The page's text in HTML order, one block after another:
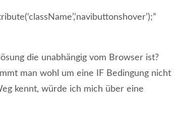
die unabhängig vom Browser ist?
man wohl um eine IF Bedingung nicht
kennt, würde ich mich über eine